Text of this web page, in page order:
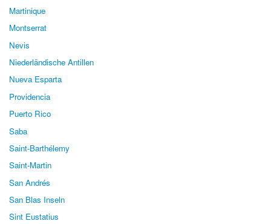
Martinique
Montserrat
Nevis
Niederländische Antillen
Nueva Esparta
Providencia
Puerto Rico
Saba
Saint-Barthélemy
Saint-Martin
San Andrés
San Blas Inseln
Sint Eustatius